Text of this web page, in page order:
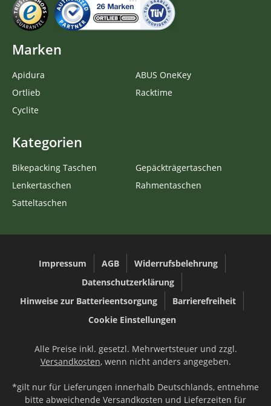
Marken
Apidura
Ortlieb
Cyclite
ABUS OneKey
Racktime
Kategorien
Bikepacking Taschen
Lenkertaschen
Satteltaschen
Gepäckträgertaschen
Rahmentaschen
Impressum AGB
Widerrufsbelehrung
Datenschutzerklärung
Hinweise zur Batterieentsorgung
Barrierefreiheit
Cookie Einstellungen
Alle Preise inkl. gesetzl. Mehrwertsteuer und zzgl.
Versandkosten, wenn nicht anders angegeben.
*gilt nur für Lieferungen innerhalb Deutschlands, entnehme
bitte abweichende Versandkosten und Lieferzeiten für